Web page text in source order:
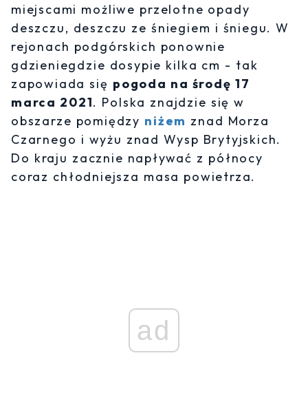
miejscami możliwe przelotne opady
deszczu, deszczu ze śniegiem i śniegu. W
rejonach podgórskich ponownie
gdzieniegdzie dosypie kilka cm - tak
zapowiada się pogoda na środę 17
marca 2021. Polska znajdzie się w
obszarze pomiędzy niżem znad Morza
Czarnego i wyżu znad Wysp Brytyjskich.
Do kraju zacznie napływać z północy
coraz chłodniejsza masa powietrza.
ad